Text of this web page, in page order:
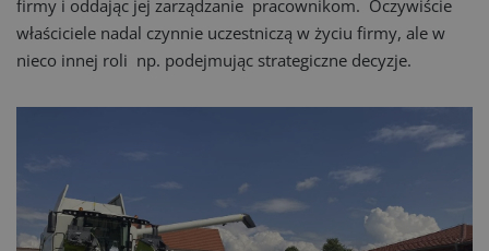
firmy i oddając jej zarządzanie pracownikom. Oczywiście
właściciele nadal czynnie uczestniczą w życiu firmy, ale w
nieco innej roli np. podejmując strategiczne decyzje.